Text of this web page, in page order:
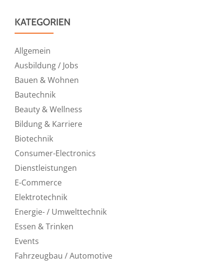
KATEGORIEN
Allgemein
Ausbildung / Jobs
Bauen & Wohnen
Bautechnik
Beauty & Wellness
Bildung & Karriere
Biotechnik
Consumer-Electronics
Dienstleistungen
E-Commerce
Elektrotechnik
Energie- / Umwelttechnik
Essen & Trinken
Events
Fahrzeugbau / Automotive